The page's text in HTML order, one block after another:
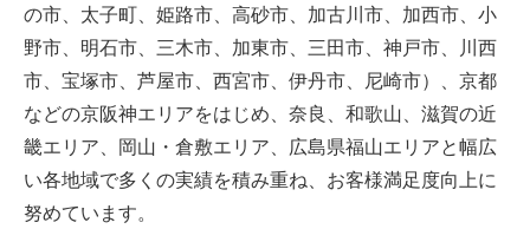
の市、太子町、姫路市、高砂市、加古川市、加西市、小
野市、明石市、三木市、加東市、三田市、神戸市、川西
市、宝塚市、芦屋市、西宮市、伊丹市、尼崎市）、京都
などの京阪神エリアをはじめ、奈良、和歌山、滋賀の近
畿エリア、岡山・倉敷エリア、広島県福山エリアと幅広
い各地域で多くの実績を積み重ね、お客様満足度向上に
努めています。